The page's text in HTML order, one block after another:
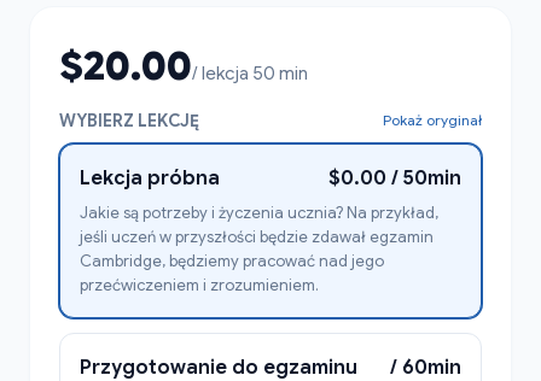
$20.00/ lekcja 50 min
WYBIERZ LEKCJĘ Pokaż oryginał
Lekcja próbna $0.00 / 50min
Jakie są potrzeby i życzenia ucznia? Na przykład,
jeśli uczeń w przyszłości będzie zdawał egzamin
Cambridge, będziemy pracować nad jego
przećwiczeniem i zrozumieniem.
Przygotowanie do egzaminu / 60min